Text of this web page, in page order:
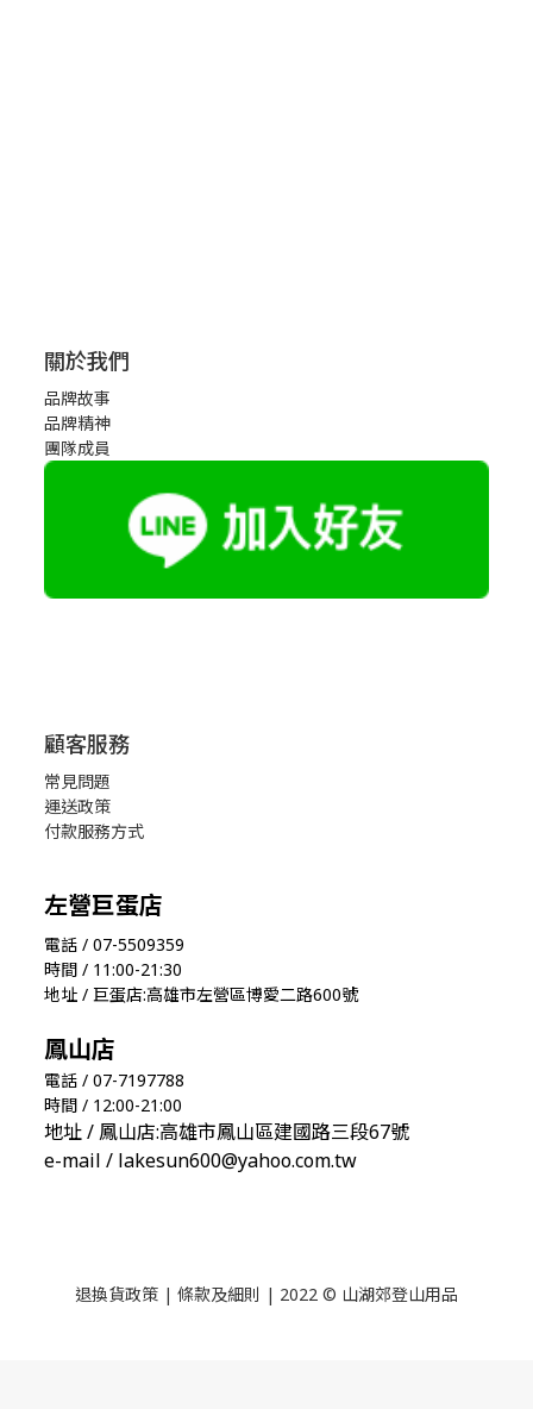
關於我們
品牌故事
品牌精神
團隊成員
顧客服務
常見問題
運送政策
付款服務方式
左營巨蛋店
電話 / 07-5509359
時間 / 11:00-21:30
地址 / 巨蛋店:高雄市左營區博愛二路600號
鳳山店
電話 / 07-7197788
時間 / 12:00-21:00
地址 / 鳳山店:高雄市鳳山區建國路三段67號
e-mail / lakesun600@yahoo.com.tw
退換貨政策 | 條款及細則 | 2022 © 山湖郊登山用品